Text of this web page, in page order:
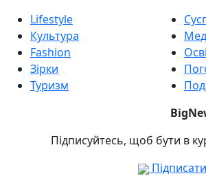
Lifestyle
Культура
Fashion
Зірки
Туризм
Підписуйтесь, щоб бути в